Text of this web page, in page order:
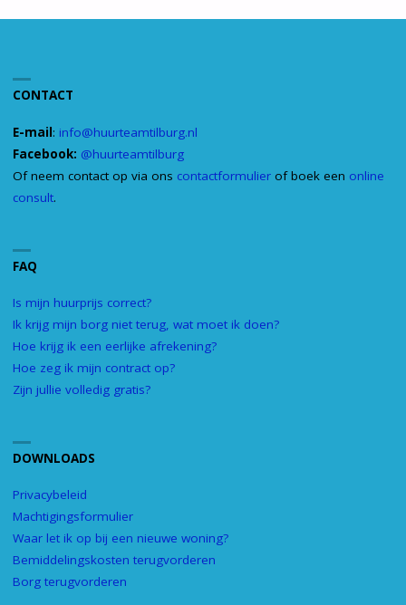
CONTACT
E-mail: info@huurteamtilburg.nl
Facebook: @huurteamtilburg
Of neem contact op via ons contactformulierof boek een online
consult.
FAQ
Is mijn huurprijs correct?
Ik krijg mijn borg niet terug, wat moet ik doen?
Hoe krijg ik een eerlijke afrekening?
Hoe zeg ik mijn contract op?
Zijn jullie volledig gratis?
DOWNLOADS
Privacybeleid
Machtigingsformulier
Waar let ik op bij een nieuwe woning?
Bemiddelingskosten terugvorderen
Borg terugvorderen